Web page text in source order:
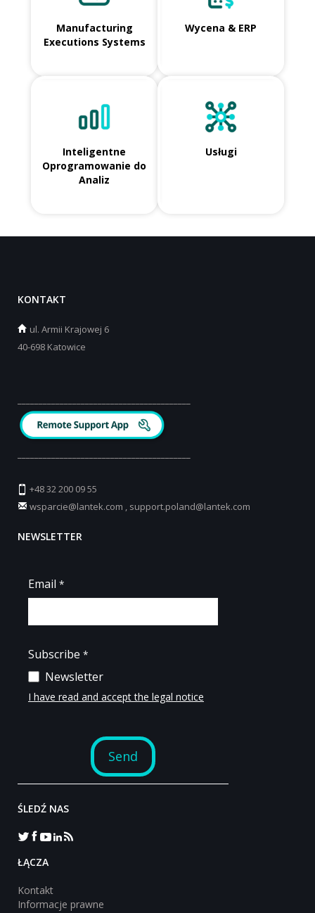
Manufacturing
Executions Systems
Wycena & ERP
Inteligentne
Oprogramowanie do
Analiz
Usługi
KONTAKT
ul. Armii Krajowej 6
40-698 Katowice
+48 32 200 09 55
wsparcie@lantek.com
support.poland@lantek.com
NEWSLETTER
ŚLEDŹ NAS
‎ŁĄCZA
Kontakt
Informacje prawne